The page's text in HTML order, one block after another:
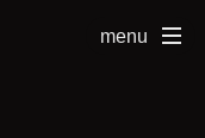
menu